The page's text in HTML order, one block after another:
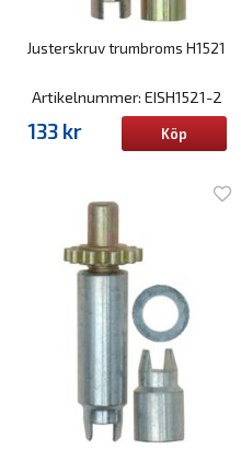
Justerskruv trumbroms H1521
Artikelnummer: EISH1521-2
133 kr Köp